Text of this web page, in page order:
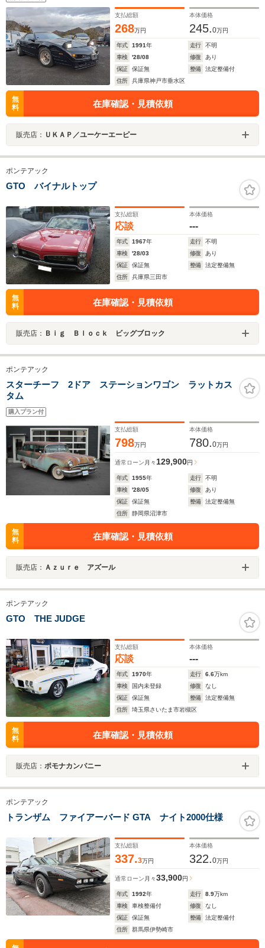
支払総額
268万円
本体価格
245.0万円
年式 1991年 走行
不明
車検
'28/08 修復
あり
保証
保証無 整備
法定整備付
住所
兵庫県神戸市垂水区
無
料
在庫確認・見積依頼
販売店： ＵＫＡＰ／ユーケーエーピー
ポンテアック
GTO バイナルトップ
支払総額
応談
本体価格
---
年式 1967年 走行
不明
車検
'28/03 修復
あり
保証
保証無 整備
法定整備無
住所
兵庫県三田市
無
料
在庫確認・見積依頼
販売店： Ｂｉｇ Ｂｌｏｃｋ ビッグブロック
ポンテアック
スターチーフ 2ドア ステーションワゴン ラットカス
タム
購入プラン付
支払総額
798万円
本体価格
780.0万円
通常ローン 月々 129,900円
年式 1955年 走行
不明
車検
'28/05 修復
あり
保証
保証無 整備
法定整備無
住所
静岡県沼津市
無
料
在庫確認・見積依頼
販売店： Ａｚｕｒｅ アズール
ポンテアック
GTO THE JUDGE
支払総額
応談
本体価格
---
年式 1970年 走行 6.6万km
車検
国内未登録 修復
なし
保証
保証無 整備
法定整備無
住所
埼玉県さいたま市岩槻区
無
料
在庫確認・見積依頼
販売店： ポモナカンパニー
ポンテアック
トランザム ファイアーバード GTA ナイト2000仕様
支払総額
337.3万円
本体価格
322.0万円
通常ローン 月々33,900円
年式 1992年 走行 8.9万km
車検
車検整備付 修復
なし
保証
保証無 整備
法定整備付
住所
群馬県伊勢崎市